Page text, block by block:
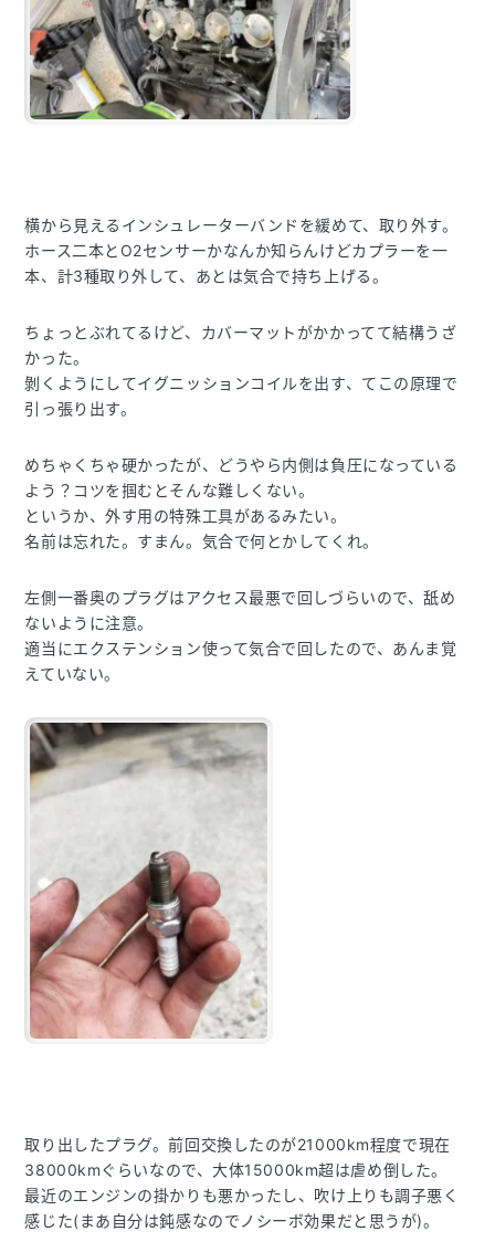
横から見えるインシュレーターバンドを緩めて、取り外す。
ホース二本とO2センサーかなんか知らんけどカプラーを一
本、計3種取り外して、あとは気合で持ち上げる。
ちょっとぶれてるけど、カバーマットがかかってて結構うざ
かった。
剝くようにしてイグニッションコイルを出す、てこの原理で
引っ張り出す。
めちゃくちゃ硬かったが、どうやら内側は負圧になっている
よう？コツを掴むとそんな難しくない。
というか、外す用の特殊工具があるみたい。
名前は忘れた。すまん。気合で何とかしてくれ。
左側一番奥のプラグはアクセス最悪で回しづらいので、舐め
ないように注意。
適当にエクステンション使って気合で回したので、あんま覚
えていない。
取り出したプラグ。前回交換したのが21000km程度で現在
38000kmぐらいなので、大体15000km超は虐め倒した。
最近のエンジンの掛かりも悪かったし、吹け上りも調子悪く
感じた(まあ自分は鈍感なのでノシーボ効果だと思うが)。